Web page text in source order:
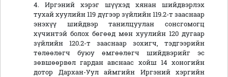
4. Иргэний хэрэг шүүхэд хянан шийдвэрлэх
тухай хуулийн 119 дүгээр зүйлийн 119.2-т зааснаар
энэхүү шийдвэр танилцуулан сонсгомогц
хүчинтэй болох бөгөөд мөн хуулийн 120 дугаар
зүйлийн 120.2-т зааснаар зохигч, тэдгээрийн
төлөөлөгч буюу өмгөөлөгч шийдвэрийг эс
зөвшөөрвөл гардан авснаас хойш 14 хоногийн
дотор Дархан-Уул аймгийн Иргэний хэргийн